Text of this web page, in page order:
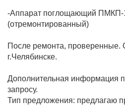
-Аппарат поглощающий ПМКП-
(отремонтированный)
После ремонта, проверенные.
г.Челябинске.
Дополнительная информация
запросу.
Тип предложения: предлагаю